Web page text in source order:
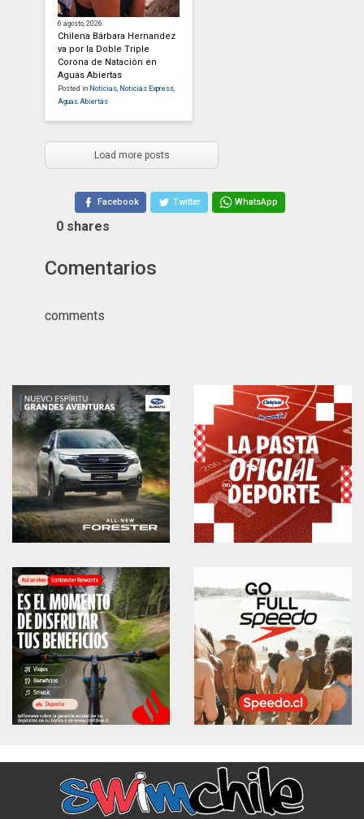
6 agosto, 2026
Chilena Bárbara Hernandez
va por la Doble Triple
Corona de Natación en
Aguas Abiertas
Posted in Noticias, Noticias Express,
Aguas Abiertas
Load more posts
Facebook Twitter WhatsApp
0 shares
Comentarios
comments